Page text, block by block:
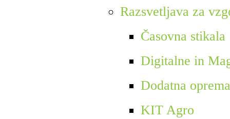
Razsvetljava za
Časovna stikala
Digitalne in
Dodatna oprema
KIT Agro